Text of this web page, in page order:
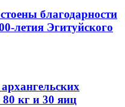
благодарности
летия Эгитуйского
кг и 30 яиц